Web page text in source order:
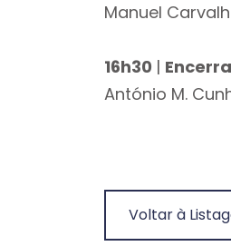
Manuel
16h30 |
António M.
Voltar à